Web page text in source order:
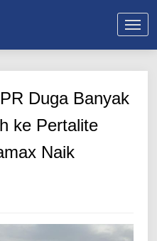
Duga Banyak
ke Pertalite
Naik